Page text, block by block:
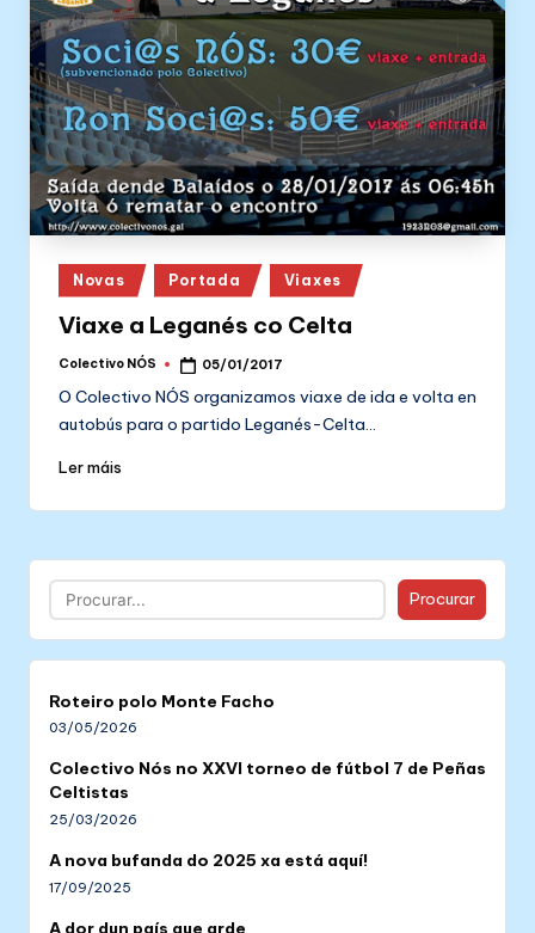
Posted
in
Novas Portada Viaxes
Viaxe a Leganés co Celta
Posted
Colectivo NÓS 05/01/2017
O Colectivo NÓS organizamos viaxe de ida e volta en
autobús para o partido Leganés-Celta…
Ler máis
Buscar Procurar
Roteiro polo Monte Facho
03/05/2026
Colectivo Nós no XXVI torneo de fútbol 7 de Peñas
Celtistas
25/03/2026
A nova bufanda do 2025 xa está aquí!
17/09/2025
A dor dun país que arde